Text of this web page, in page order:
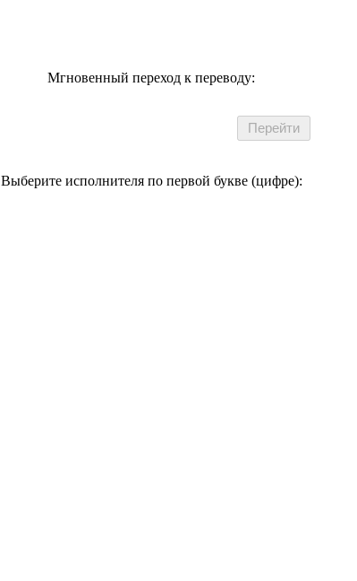
Мгновенный переход к переводу:
Выберите исполнителя по первой букве (цифре):